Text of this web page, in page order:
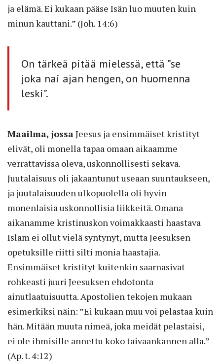
ja elämä. Ei kukaan pääse Isän luo muuten kuin
minun kauttani.” (Joh. 14:6)
On tärkeä pitää mielessä, että ”se
joka nai ajan hengen, on huomenna
leski”.
Maailma, jossa Jeesus ja ensimmäiset kristityt
elivät, oli monella tapaa omaan aikaamme
verrattavissa oleva, uskonnollisesti sekava.
Juutalaisuus oli jakaantunut useaan suuntaukseen,
ja juutalaisuuden ulkopuolella oli hyvin
monenlaisia uskonnollisia liikkeitä. Omana
aikanamme kristinuskon voimakkaasti haastava
Islam ei ollut vielä syntynyt, mutta Jeesuksen
opetuksille riitti silti monia haastajia.
Ensimmäiset kristityt kuitenkin saarnasivat
rohkeasti juuri Jeesuksen ehdotonta
ainutlaatuisuutta. Apostolien tekojen mukaan
esimerkiksi näin: ”Ei kukaan muu voi pelastaa kuin
hän. Mitään muuta nimeä, joka meidät pelastaisi,
ei ole ihmisille annettu koko taivaankannen alla.”
(Ap. t. 4:12)